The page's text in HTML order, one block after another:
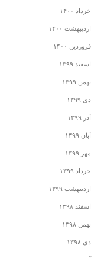
خرداد ۱۴۰۰
اردیبهشت ۱۴۰۰
فروردین ۱۴۰۰
اسفند ۱۳۹۹
بهمن ۱۳۹۹
دی ۱۳۹۹
آذر ۱۳۹۹
آبان ۱۳۹۹
مهر ۱۳۹۹
خرداد ۱۳۹۹
اردیبهشت ۱۳۹۹
اسفند ۱۳۹۸
بهمن ۱۳۹۸
دی ۱۳۹۸